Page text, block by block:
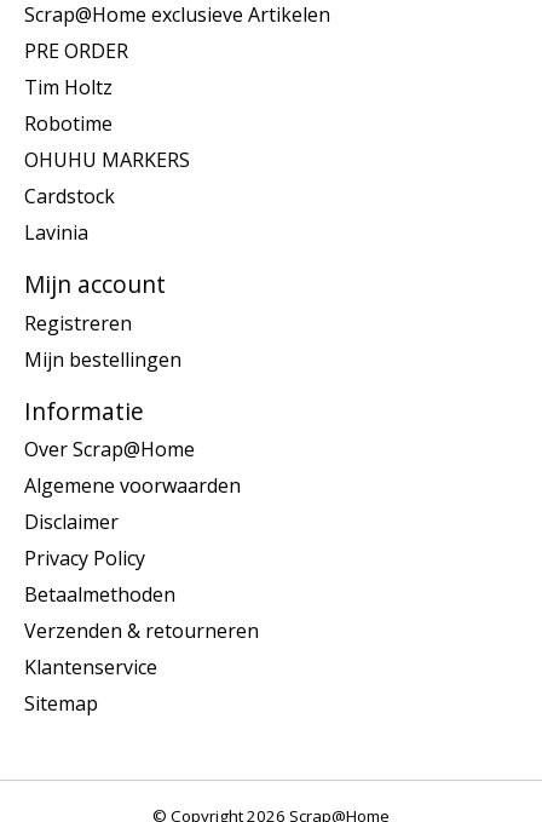
Scrap@Home exclusieve Artikelen
PRE ORDER
Tim Holtz
Robotime
OHUHU MARKERS
Cardstock
Lavinia
Mijn account
Registreren
Mijn bestellingen
Informatie
Over Scrap@Home
Algemene voorwaarden
Disclaimer
Privacy Policy
Betaalmethoden
Verzenden & retourneren
Klantenservice
Sitemap
© Copyright 2026 Scrap@Home